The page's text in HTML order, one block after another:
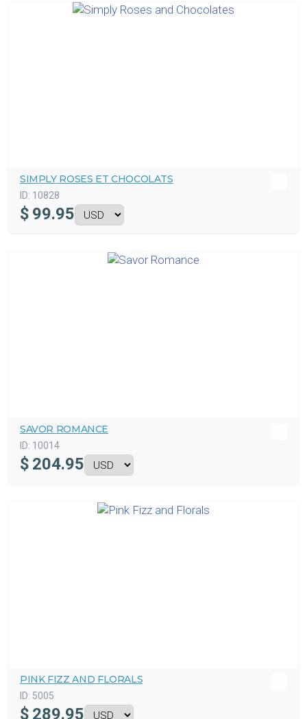
SIMPLY ROSES ET CHOCOLATS
ID: 10828
$ 99.95
SAVOR ROMANCE
ID: 10014
$ 204.95
PINK FIZZ AND FLORALS
ID: 5005
$ 289.95